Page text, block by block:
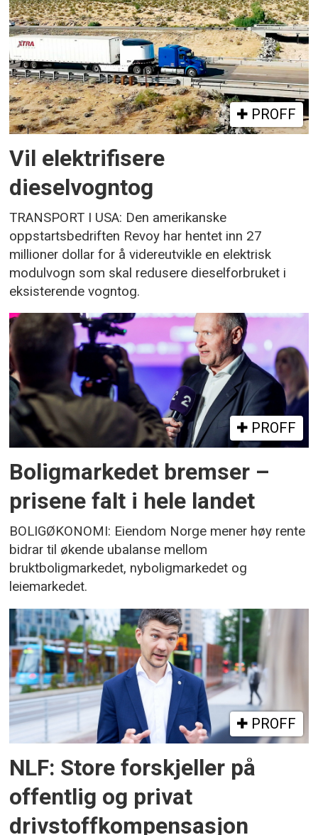
PROFF
Vil elektrifisere
dieselvogntog
TRANSPORT I USA: Den amerikanske
oppstartsbedriften Revoy har hentet inn 27
millioner dollar for å videreutvikle en elektrisk
modulvogn som skal redusere dieselforbruket i
eksisterende vogntog.
PROFF
Boligmarkedet bremser –
prisene falt i hele landet
BOLIGØKONOMI: Eiendom Norge mener høy rente
bidrar til økende ubalanse mellom
bruktboligmarkedet, nyboligmarkedet og
leiemarkedet.
PROFF
NLF: Store forskjeller på
offentlig og privat
drivstoffkompensasjon